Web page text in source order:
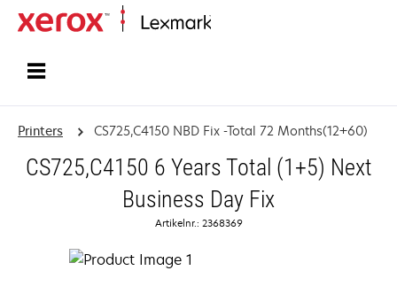
Printers CS725,C4150 NBD Fix -Total 72 Months(12+60)
CS725,C4150 6 Years Total (1+5) Next
Business Day Fix
Artikelnr.: 2368369